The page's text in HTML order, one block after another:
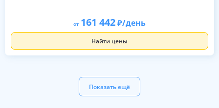
от 161 442 /день
Найти цены
Показать ещё